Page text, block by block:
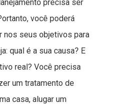
precisa ser
você poderá
nos seus objetivos para
qual é a sua causa? E
real? Você precisa
um tratamento de
casa, alugar um